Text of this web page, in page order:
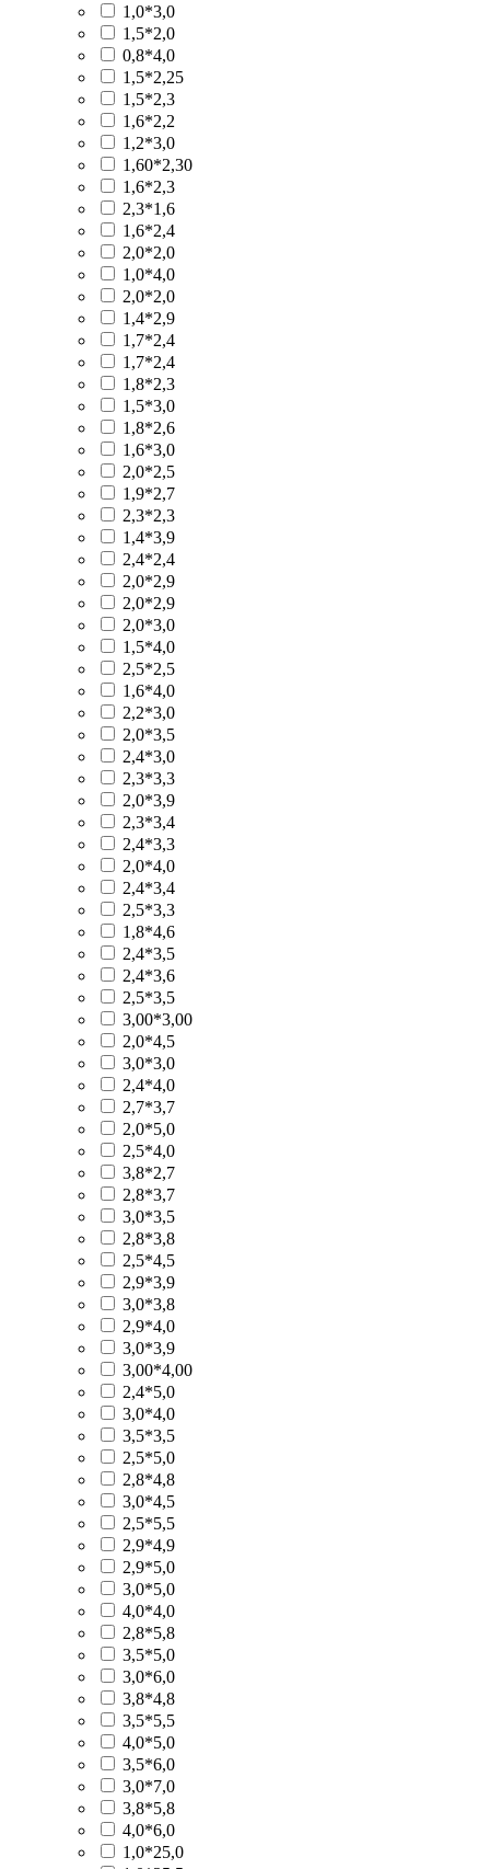
1,0*3,0
1,5*2,0
0,8*4,0
1,5*2,25
1,5*2,3
1,6*2,2
1,2*3,0
1,60*2,30
1,6*2,3
2,3*1,6
1,6*2,4
2,0*2,0
1,0*4,0
2,0*2,0
1,4*2,9
1,7*2,4
1,7*2,4
1,8*2,3
1,5*3,0
1,8*2,6
1,6*3,0
2,0*2,5
1,9*2,7
2,3*2,3
1,4*3,9
2,4*2,4
2,0*2,9
2,0*2,9
2,0*3,0
1,5*4,0
2,5*2,5
1,6*4,0
2,2*3,0
2,0*3,5
2,4*3,0
2,3*3,3
2,0*3,9
2,3*3,4
2,4*3,3
2,0*4,0
2,4*3,4
2,5*3,3
1,8*4,6
2,4*3,5
2,4*3,6
2,5*3,5
3,00*3,00
2,0*4,5
3,0*3,0
2,4*4,0
2,7*3,7
2,0*5,0
2,5*4,0
3,8*2,7
2,8*3,7
3,0*3,5
2,8*3,8
2,5*4,5
2,9*3,9
3,0*3,8
2,9*4,0
3,0*3,9
3,00*4,00
2,4*5,0
3,0*4,0
3,5*3,5
2,5*5,0
2,8*4,8
3,0*4,5
2,5*5,5
2,9*4,9
2,9*5,0
3,0*5,0
4,0*4,0
2,8*5,8
3,5*5,0
3,0*6,0
3,8*4,8
3,5*5,5
4,0*5,0
3,5*6,0
3,0*7,0
3,8*5,8
4,0*6,0
1,0*25,0